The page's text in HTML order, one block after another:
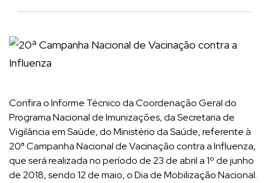
Confira o Informe Técnico da Coordenação Geral do
Programa Nacional de Imunizações, da Secretaria de
Vigilância em Saúde, do Ministério da Saúde, referente à
20ª Campanha Nacional de Vacinação contra a Influenza,
que será realizada no período de 23 de abril a 1º de junho
de 2018, sendo 12 de maio, o Dia de Mobilização Nacional.